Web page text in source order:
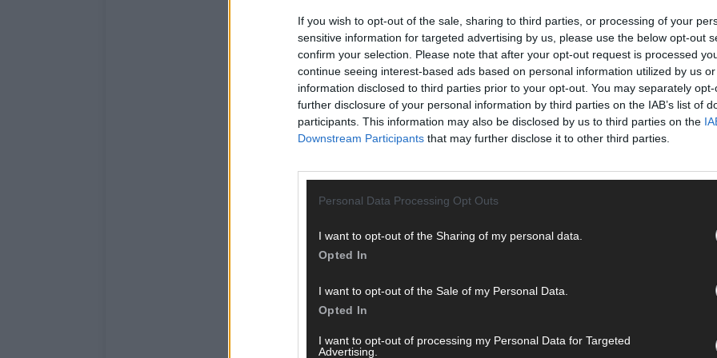
If you wish to opt-out of the sale, sharing to third parties, or processing of your
sensitive information for targeted advertising by us, please use the below opt-out
confirm your selection. Please note that after your opt-out request is processed
continue seeing interest-based ads based on personal information utilized by us
information disclosed to third parties prior to your opt-out. You may separately
further disclosure of your personal information by third parties on the IAB’s list of
participants. This information may also be disclosed by us to third parties on the
Downstream Participants that may further disclose it to other third parties.
Personal Data Processing Opt Outs
I want to opt-out of the Sharing of my personal data.
Opted In
I want to opt-out of the Sale of my Personal Data.
Opted In
I want to opt-out of processing my Personal Data for Targeted
Advertising.
sein